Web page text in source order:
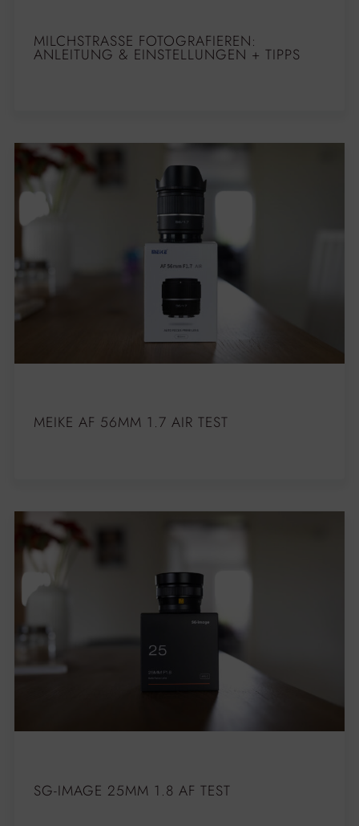
MILCHSTRASSE FOTOGRAFIEREN: A
NLEITUNG & EINSTELLUNGEN + TIPPS
MEIKE AF 56MM 1.7 AIR TEST
SG-IMAGE 25MM 1.8 AF TEST